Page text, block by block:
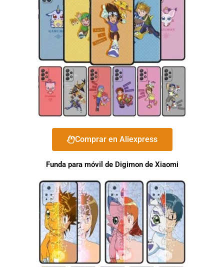
Comprar en Aliexpress
Funda para móvil de Digimon de Xiaomi